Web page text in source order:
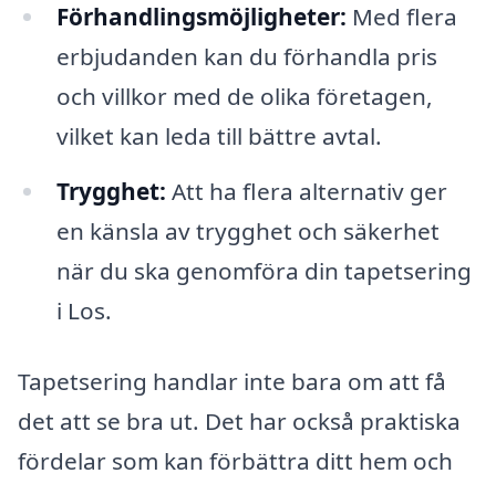
Förhandlingsmöjligheter: Med flera
erbjudanden kan du förhandla pris
och villkor med de olika företagen,
vilket kan leda till bättre avtal.
Trygghet: Att ha flera alternativ ger
en känsla av trygghet och säkerhet
när du ska genomföra din tapetsering
i Los.
Tapetsering handlar inte bara om att få
det att se bra ut. Det har också praktiska
fördelar som kan förbättra ditt hem och